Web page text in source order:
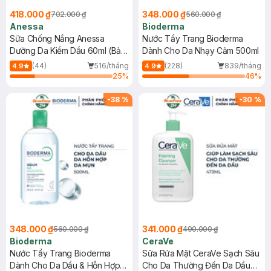
418.000 ₫702.000 ₫
Anessa
Sữa Chống Nắng Anessa
Dưỡng Da Kiềm Dầu 60ml (Bản
Mới)
4.9 (44)
516/tháng
25%
348.000 ₫560.000 ₫
Bioderma
Nước Tẩy Trang Bioderma
Dành Cho Da Nhạy Cảm 500ml
4.9 (228)
839/tháng
46%
-38 %
348.000 ₫560.000 ₫
Bioderma
Nước Tẩy Trang Bioderma
Dành Cho Da Dầu & Hỗn Hợp
-30 %
341.000 ₫490.000 ₫
CeraVe
Sữa Rửa Mặt CeraVe Sạch Sâu
Cho Da Thường Đến Da Dầu